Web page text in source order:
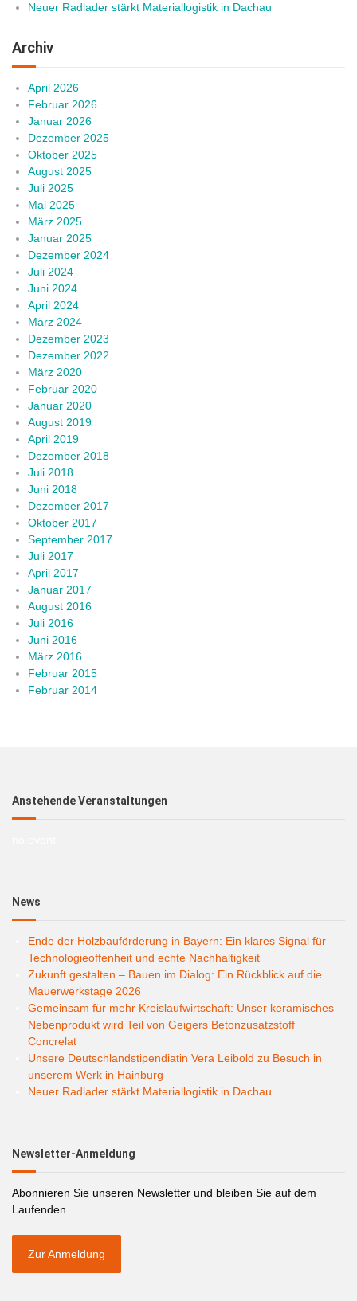
Neuer Radlader stärkt Materiallogistik in Dachau
Archiv
April 2026
Februar 2026
Januar 2026
Dezember 2025
Oktober 2025
August 2025
Juli 2025
Mai 2025
März 2025
Januar 2025
Dezember 2024
Juli 2024
Juni 2024
April 2024
März 2024
Dezember 2023
Dezember 2022
März 2020
Februar 2020
Januar 2020
August 2019
April 2019
Dezember 2018
Juli 2018
Juni 2018
Dezember 2017
Oktober 2017
September 2017
Juli 2017
April 2017
Januar 2017
August 2016
Juli 2016
Juni 2016
März 2016
Februar 2015
Februar 2014
Anstehende Veranstaltungen
News
Ende der Holzbauförderung in Bayern: Ein klares Signal für
Technologieoffenheit und echte Nachhaltigkeit
Zukunft gestalten – Bauen im Dialog: Ein Rückblick auf die
Mauerwerkstage 2026
Gemeinsam für mehr Kreislaufwirtschaft: Unser keramisches
Nebenprodukt wird Teil von Geigers Betonzusatzstoff
Concrelat
Unsere Deutschlandstipendiatin Vera Leibold zu Besuch in
unserem Werk in Hainburg
Neuer Radlader stärkt Materiallogistik in Dachau
Newsletter-Anmeldung
Abonnieren Sie unseren Newsletter und bleiben Sie auf dem
Laufenden.
Zur Anmeldung